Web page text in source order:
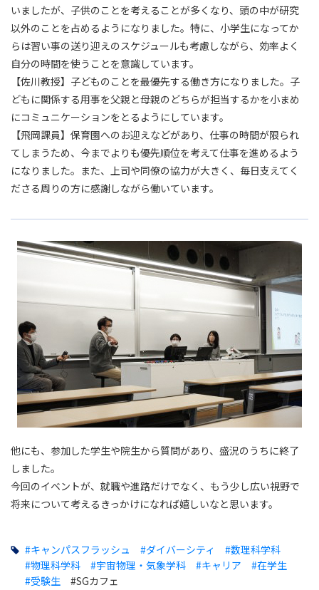
いましたが、子供のことを考えることが多くなり、頭の中が研究
以外のことを占めるようになりました。特に、小学生になってか
らは習い事の送り迎えのスケジュールも考慮しながら、効率よく
自分の時間を使うことを意識しています。
【佐川教授】子どものことを最優先する働き方になりました。子
どもに関係する用事を父親と母親のどちらが担当するかを小まめ
にコミュニケーションをとるようにしています。
【飛岡課員】保育園へのお迎えなどがあり、仕事の時間が限られ
てしまうため、今までよりも優先順位を考えて仕事を進めるよう
になりました。また、上司や同僚の協力が大きく、毎日支えてく
ださる周りの方に感謝しながら働いています。
他にも、参加した学生や院生から質問があり、盛況のうちに終了
しました。
今回のイベントが、就職や進路だけでなく、もう少し広い視野で
将来について考えるきっかけになれば嬉しいなと思います。
#キャンパスフラッシュ #ダイバーシティ
#数理科学科
#物理科学科
#宇宙物理・気象学科 #キャリア
#在学生
#受験生
#SGカフェ